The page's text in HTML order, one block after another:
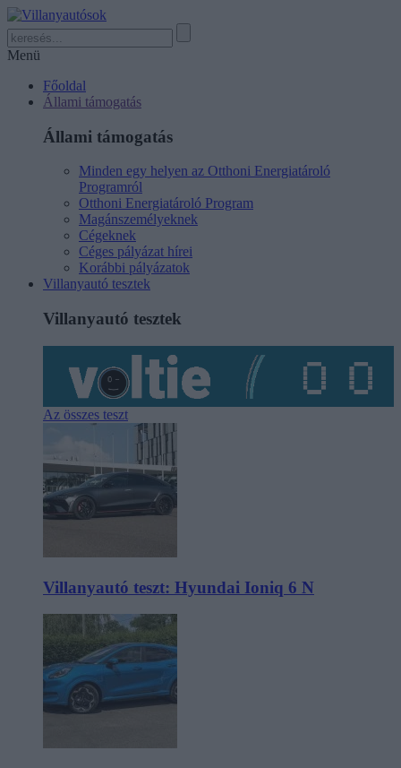
Menü
Főoldal
Állami támogatás
Állami támogatás
Minden egy helyen az Otthoni Energiatároló
Programról
Otthoni Energiatároló Program
Magánszemélyeknek
Cégeknek
Céges pályázat hírei
Korábbi pályázatok
Villanyautó tesztek
Villanyautó tesztek
Az összes teszt
Villanyautó teszt: Hyundai Ioniq 6 N